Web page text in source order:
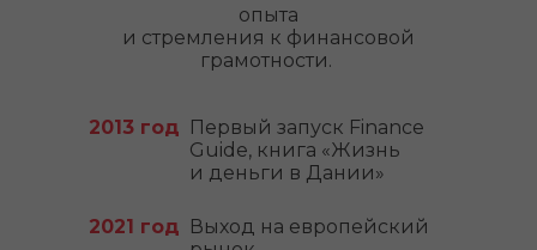
2021 год Выход на европейский
Первый запуск Finance
Guide, книга «Жизнь
и деньги в Дании»
опыта
и стремления к финансовой
грамотности.
2013 год